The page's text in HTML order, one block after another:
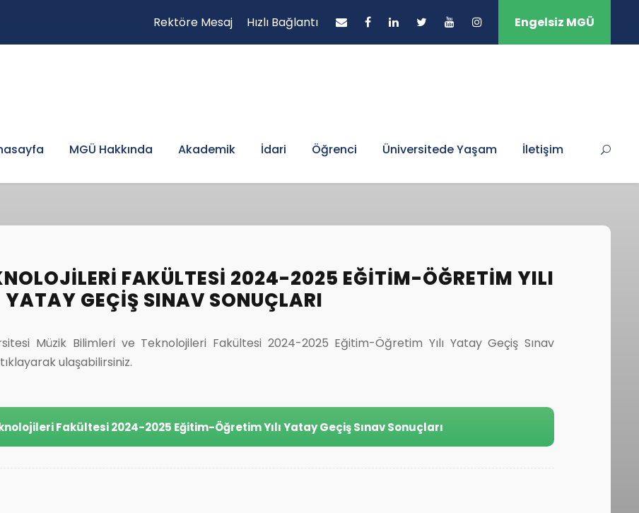
Rektöre Mesaj Hızlı Bağlantı Engelsiz MGÜ
MGÜ Hakkında Akademik İdari Öğrenci Üniversitede Yaşam İletişim
FAKÜLTESI 2024-2025 EĞITIM-ÖĞRETIM YILI
YATAY GEÇIŞ SINAV SONUÇLARI
Müzik Bilimleri ve Teknolojileri Fakültesi 2024-2025 Eğitim-Öğretim Yılı Yatay Geçiş Sınav
ulaşabilirsiniz.
Fakültesi 2024-2025 Eğitim-Öğretim Yılı Yatay Geçiş Sınav Sonuçları